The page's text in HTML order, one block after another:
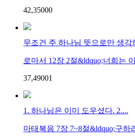
42,35000
무조건 주 하나님 뜻으로만 생각
로마서 12장 2절&ldquo;너희는
37,49001
1. 하나님은 이미 도우셨다. 2....
마태복음 7장 7~8절&ldquo;구하